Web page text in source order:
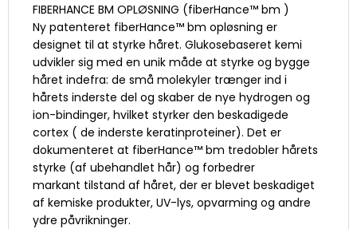
FIBERHANCE BM OPLØSNING (fiberHance™ bm )
Ny patenteret fiberHance™ bm opløsning er
designet til at styrke håret. Glukosebaseret kemi
udvikler sig med en unik måde at styrke og bygge
håret indefra: de små molekyler trænger ind i
hårets inderste del og skaber de nye hydrogen og
ion-bindinger, hvilket styrker den beskadigede
cortex ( de inderste keratinproteiner). Det er
dokumenteret at fiberHance™ bm tredobler hårets
styrke (af ubehandlet hår) og forbedrer
markant tilstand af håret, der er blevet beskadiget
af kemiske produkter, UV-lys, opvarming og andre
ydre påvrikninger.